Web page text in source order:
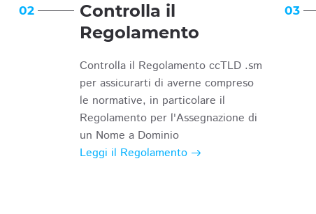
02
Controlla il
Regolamento
Controlla il Regolamento ccTLD .sm
per assicurarti di averne compreso
le normative, in particolare il
Regolamento per l'Assegnazione di
un Nome a Dominio
Leggi il Regolamento
03